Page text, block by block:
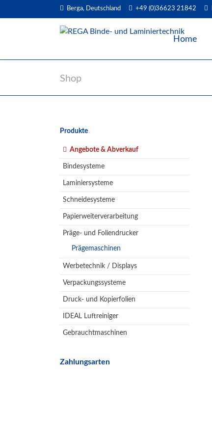
Berga, Deutschland +49 (0)36623 21842
Home
Shop
Navigation
Produkte
Angebote & Abverkauf
Bindesysteme
Laminiersysteme
Schneidesysteme
Papierweiterverarbeitung
Präge- und Foliendrucker
Prägemaschinen
Werbetechnik / Displays
Verpackungssysteme
Druck- und Kopierfolien
IDEAL Luftreiniger
Gebrauchtmaschinen
Zahlungsarten